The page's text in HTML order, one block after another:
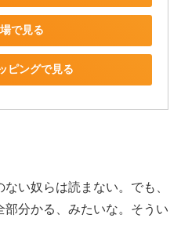
で見る
ピングで見る
い奴らは読まない。でも、
分かる、みたいな。そうい